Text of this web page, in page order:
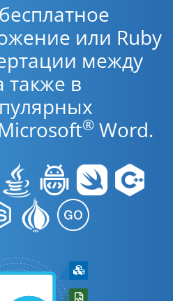
или Ruby
между
также в
® Word.